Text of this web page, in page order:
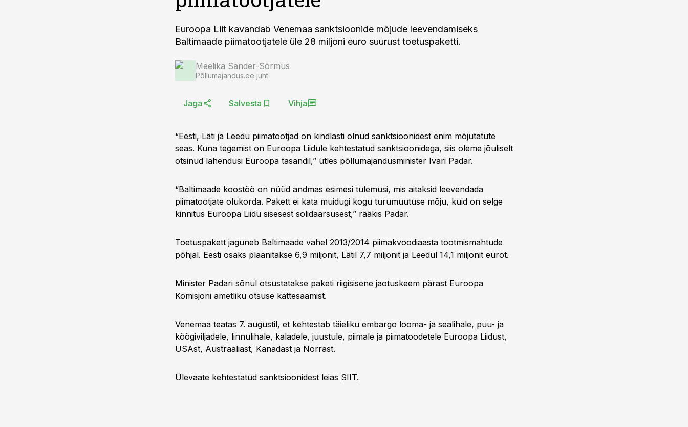
Euroopa Liit kavandab Venemaa sanktsioonide mõjude leevendamiseks
Baltimaade piimatootjatele üle 28 miljoni euro suurust toetuspaketti.
Meelika Sander-Sõrmus
Põllumajandus.ee juht
Jaga Salvesta Vihja
“Eesti, Läti ja Leedu piimatootjad on kindlasti olnud sanktsioonidest enim mõjutatute
seas. Kuna tegemist on Euroopa Liidule kehtestatud sanktsioonidega, siis oleme jõuliselt
otsinud lahendusi Euroopa tasandil,” ütles põllumajandusminister Ivari Padar.
“Baltimaade koostöö on nüüd andmas esimesi tulemusi, mis aitaksid leevendada
piimatootjate olukorda. Pakett ei kata muidugi kogu turumuutuse mõju, kuid on selge
kinnitus Euroopa Liidu sisesest solidaarsusest,” rääkis Padar.
Toetuspakett jaguneb Baltimaade vahel 2013/2014 piimakvoodiaasta tootmismahtude
põhjal. Eesti osaks plaanitakse 6,9 miljonit, Lätil 7,7 miljonit ja Leedul 14,1 miljonit eurot.
Minister Padari sõnul otsustatakse paketi riigisisene jaotuskeem pärast Euroopa
Komisjoni ametliku otsuse kättesaamist.
Venemaa teatas 7. augustil, et kehtestab täieliku embargo looma- ja sealihale, puu- ja
köögiviljadele, linnulihale, kaladele, juustule, piimale ja piimatoodetele Euroopa Liidust,
USAst, Austraaliast, Kanadast ja Norrast.
Ülevaate kehtestatud sanktsioonidest leias SIIT.